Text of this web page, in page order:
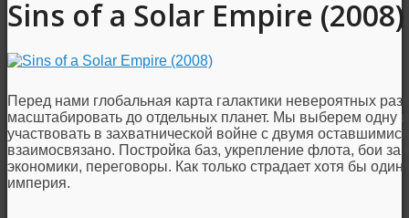
Sins of a Solar Empire (2008)
Перед нами глобальная карта галактики невероятных
масштабировать до отдельных планет. Мы выберем одну
участвовать в захватнической войне с двумя
взаимосвязано. Постройка баз, укрепление флота, бои за
экономики, переговоры. Как только страдает хотя бы один
империя.